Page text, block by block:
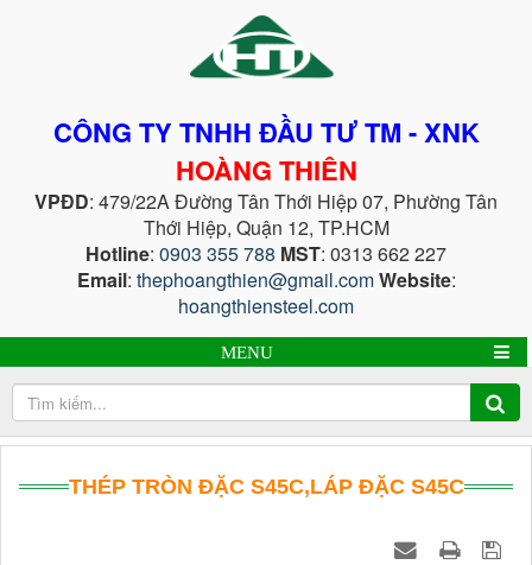
CÔNG TY TNHH ĐẦU TƯ TM - XNK
HOÀNG THIÊN
VPĐD: 479/22A Đường Tân Thới Hiệp 07, Phường Tân
Thới Hiệp, Quận 12, TP.HCM
Hotline: 0903 355 788 MST: 0313 662 227
Email: thephoangthien@gmail.comWebsite:
hoangthiensteel.com
MENU
THÉP TRÒN ĐẶC S45C,LÁP ĐẶC S45C